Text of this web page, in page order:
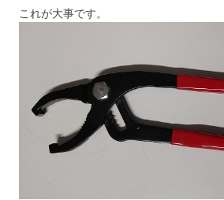
これが大事です。